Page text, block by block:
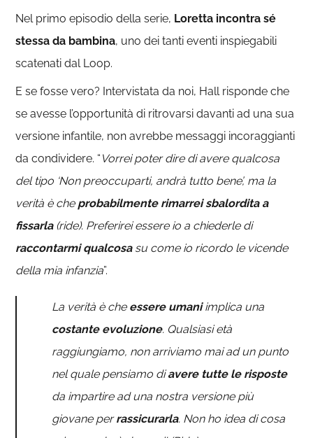
Nel primo episodio della serie, Loretta incontra sé
stessa da bambina, uno dei tanti eventi inspiegabili
scatenati dal Loop.
E se fosse vero? Intervistata da noi, Hall risponde che
se avesse l’opportunità di ritrovarsi davanti ad una sua
versione infantile, non avrebbe messaggi incoraggianti
da condividere. “ Vorrei poter dire di avere qualcosa
del tipo ‘Non preoccuparti, andrà tutto bene’, ma la
verità è che probabilmente rimarrei sbalordita a
fissarla(ride). Preferirei essere io a chiederle di
raccontarmi qualcosasu come io ricordo le vicende
della mia infanzia”.
La verità è che essere umaniimplica una
costante evoluzione. Qualsiasi età
raggiungiamo, non arriviamo mai ad un punto
nel quale pensiamo diavere tutte le risposte
da impartire ad una nostra versione più
giovane perrassicurarla. Non ho idea di cosa